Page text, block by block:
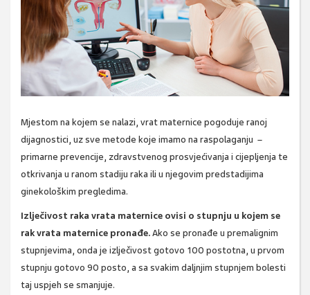
Mjestom na kojem se nalazi, vrat maternice pogoduje ranoj
dijagnostici, uz sve metode koje imamo na raspolaganju –
primarne prevencije, zdravstvenog prosvjećivanja i cijepljenja te
otkrivanja u ranom stadiju raka ili u njegovim predstadijima
ginekološkim pregledima.
Izlječivost raka vrata maternice ovisi o stupnju u kojem se
rak vrata maternice pronađe.Ako se pronađe u premalignim
stupnjevima, onda je izlječivost gotovo 100 postotna, u prvom
stupnju gotovo 90 posto, a sa svakim daljnjim stupnjem bolesti
taj uspjeh se smanjuje.